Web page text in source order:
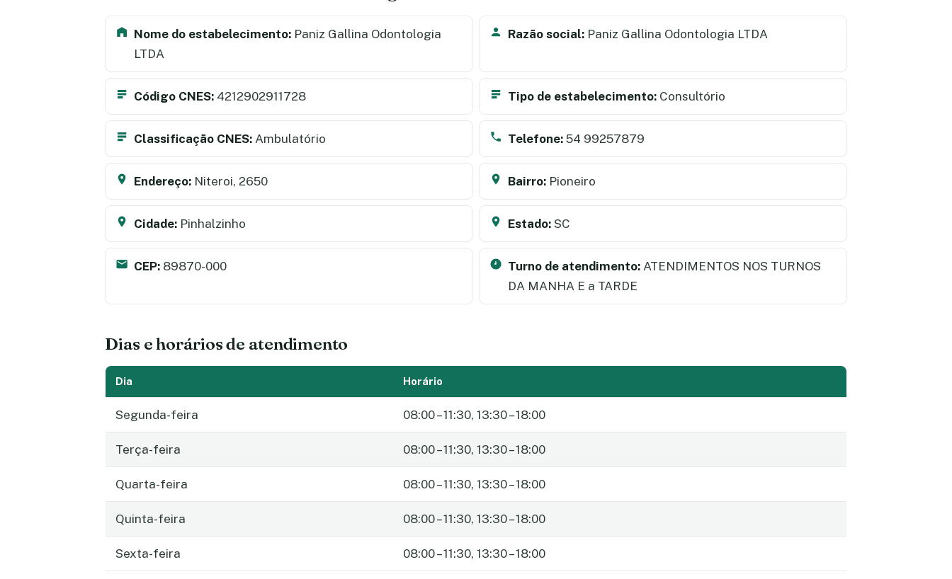
Nome do estabelecimento: Paniz Gallina Odontologia
LTDA
Razão social: Paniz Gallina Odontologia LTDA
Código CNES: 4212902911728 Tipo de estabelecimento: Consultório
Classificação CNES: Ambulatório Telefone: 54 99257879
Endereço: Niteroi, 2650 Bairro: Pioneiro
Cidade: Pinhalzinho Estado: SC
CEP: 89870-000 Turno de atendimento: ATENDIMENTOS NOS TURNOS
DA MANHA E a TARDE
Dias e horários de atendimento
Dia Horário
Segunda-feira 08:00 – 11:30, 13:30 – 18:00
Terça-feira 08:00 – 11:30, 13:30 – 18:00
Quarta-feira 08:00 – 11:30, 13:30 – 18:00
Quinta-feira 08:00 – 11:30, 13:30 – 18:00
Sexta-feira 08:00 – 11:30, 13:30 – 18:00